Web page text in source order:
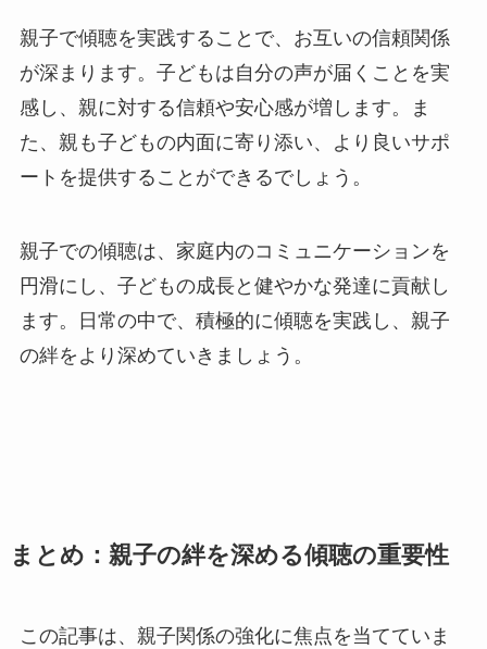
親子で傾聴を実践することで、お互いの信頼関係
が深まります。子どもは自分の声が届くことを実
感し、親に対する信頼や安心感が増します。ま
た、親も子どもの内面に寄り添い、より良いサポ
ートを提供することができるでしょう。
親子での傾聴は、家庭内のコミュニケーションを
円滑にし、子どもの成長と健やかな発達に貢献し
ます。日常の中で、積極的に傾聴を実践し、親子
の絆をより深めていきましょう。
まとめ：親子の絆を深める傾聴の重要性
この記事は、親子関係の強化に焦点を当てていま